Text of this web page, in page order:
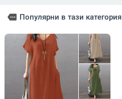
more Популярни в тази категория